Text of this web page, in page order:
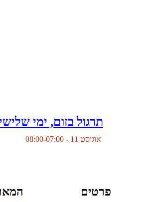
תרגול בזום, ימי
אוגוסט 11 - 07:00 -
08:00
פרטים